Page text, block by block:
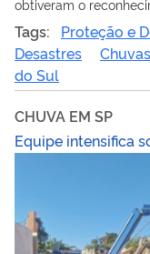
obtiveram o
Tags: Proteção e
Desastres
do Sul
CHUVA EM SP
Equipe intensifica